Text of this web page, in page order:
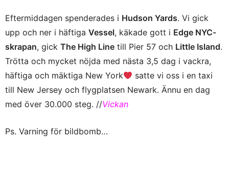
Eftermiddagen spenderades i Hudson Yards. Vi gick
upp och ner i häftiga Vessel, käkade gott i Edge NYC-
skrapan, gick The High Line till Pier 57 och Little Island.
Trötta och mycket nöjda med nästa 3,5 dag i vackra,
häftiga och mäktiga New York
satte vi oss i en taxi
till New Jersey och flygplatsen Newark. Ännu en dag
med över 30.000 steg. //Vickan
Ps. Varning för bildbomb…